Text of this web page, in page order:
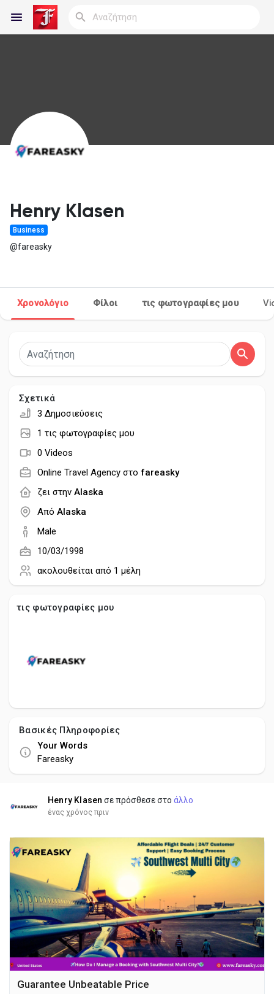
Ανακάλυψε Blogs
Ανακάλυψε Ομάδες
Δημοφιλείς δημοσιεύσεις
Discover Posts
Developers
Creator Commerce
Vdo Junction
Talkfever App
Henry Klasen
Business
@fareasky
Χρονολόγιο Φίλοι τις φωτογραφίες μου
Σχετικά
3 Δημοσιεύσεις
1 τις φωτογραφίες μου
0 Videos
Online Travel Agency στο fareasky
ζει στην Alaska
Από Alaska
Male
10/03/1998
ακολουθείται από 1 μέλη
τις φωτογραφίες μου
Βασικές Πληροφορίες
Your Words
Fareasky
Henry Klasen σε πρόσθεσε στοάλλο
ένας χρόνος πριν
Guarantee Unbeatable Price